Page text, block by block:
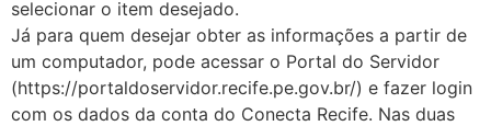
selecionar o item desejado.
Já para quem desejar obter as informações a partir de
um computador, pode acessar o Portal do Servidor
(https://portaldoservidor.recife.pe.gov.br/) e fazer login
com os dados da conta do Conecta Recife. Nas duas